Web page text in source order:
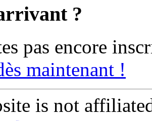
?
pas encore
maintenant !
is not